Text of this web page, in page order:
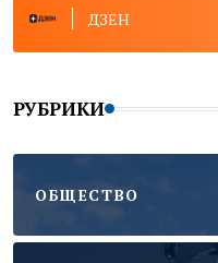
ДЗЕН
РУБРИКИ
ОБЩЕСТВО